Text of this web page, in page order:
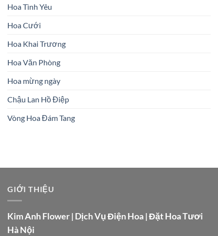
Hoa Tình Yêu
Hoa Cưới
Hoa Khai Trương
Hoa Văn Phòng
Hoa mừng ngày
Chậu Lan Hồ Điệp
Vòng Hoa Đám Tang
GIỚI THIỆU
Kim Anh Flower | Dịch Vụ Điện Hoa | Đặt Hoa Tươi
Hà Nội